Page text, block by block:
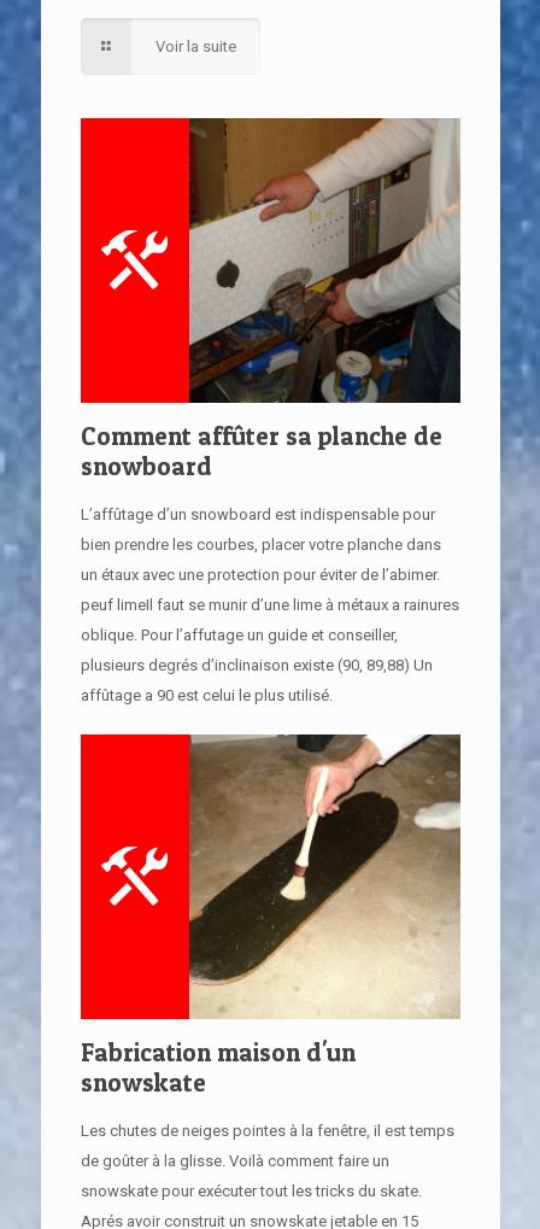
Voir la suite
Comment affûter sa planche de
snowboard
L’affûtage d’un snowboard est indispensable pour
bien prendre les courbes, placer votre planche dans
un étaux avec une protection pour éviter de l’abimer.
peuf limeIl faut se munir d’une lime à métaux a rainures
oblique. Pour l’affutage un guide et conseiller,
plusieurs degrés d’inclinaison existe (90, 89,88) Un
affûtage a 90 est celui le plus utilisé.
Fabrication maison d'un
snowskate
Les chutes de neiges pointes à la fenêtre, il est temps
de goûter à la glisse. Voilà comment faire un
snowskate pour exécuter tout les tricks du skate.
Aprés avoir construit un snowskate jetable en 15